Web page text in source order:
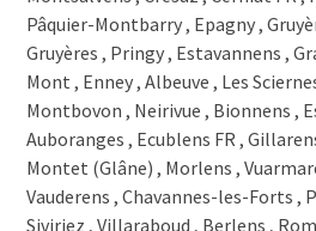
1718 Rechthalten
1717 St. Ursen
1716 Schwarzsee
1716 Plaffeien
1716 Oberschrot
1715 Alterswil FR
1714 Heitenried
1713 St. Antoni